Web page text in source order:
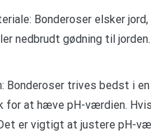
Bonderoser elsker
nedbrudt gødning til
Bonderoser trives bedst i
for at hæve pH-værdien.
er vigtigt at justere pH-